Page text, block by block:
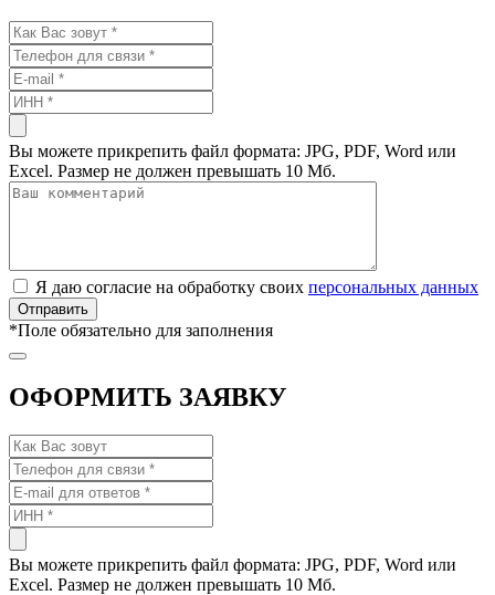
Вы можете прикрепить файл формата: JPG, PDF, Word или
Excel. Размер не должен превышать 10 Мб.
Я даю согласие на обработку своих персональных данных
*Поле обязательно для заполнения
ОФОРМИТЬ ЗАЯВКУ
Вы можете прикрепить файл формата: JPG, PDF, Word или
Excel. Размер не должен превышать 10 Мб.